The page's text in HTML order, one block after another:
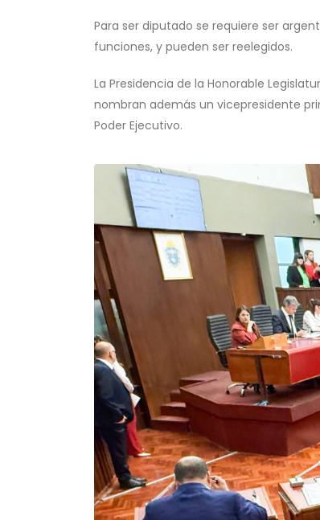
Para ser diputado se requiere ser
funciones, y pueden ser reelegidos.
La Presidencia de la Honorable
nombran además un vicepresidente
Poder Ejecutivo.